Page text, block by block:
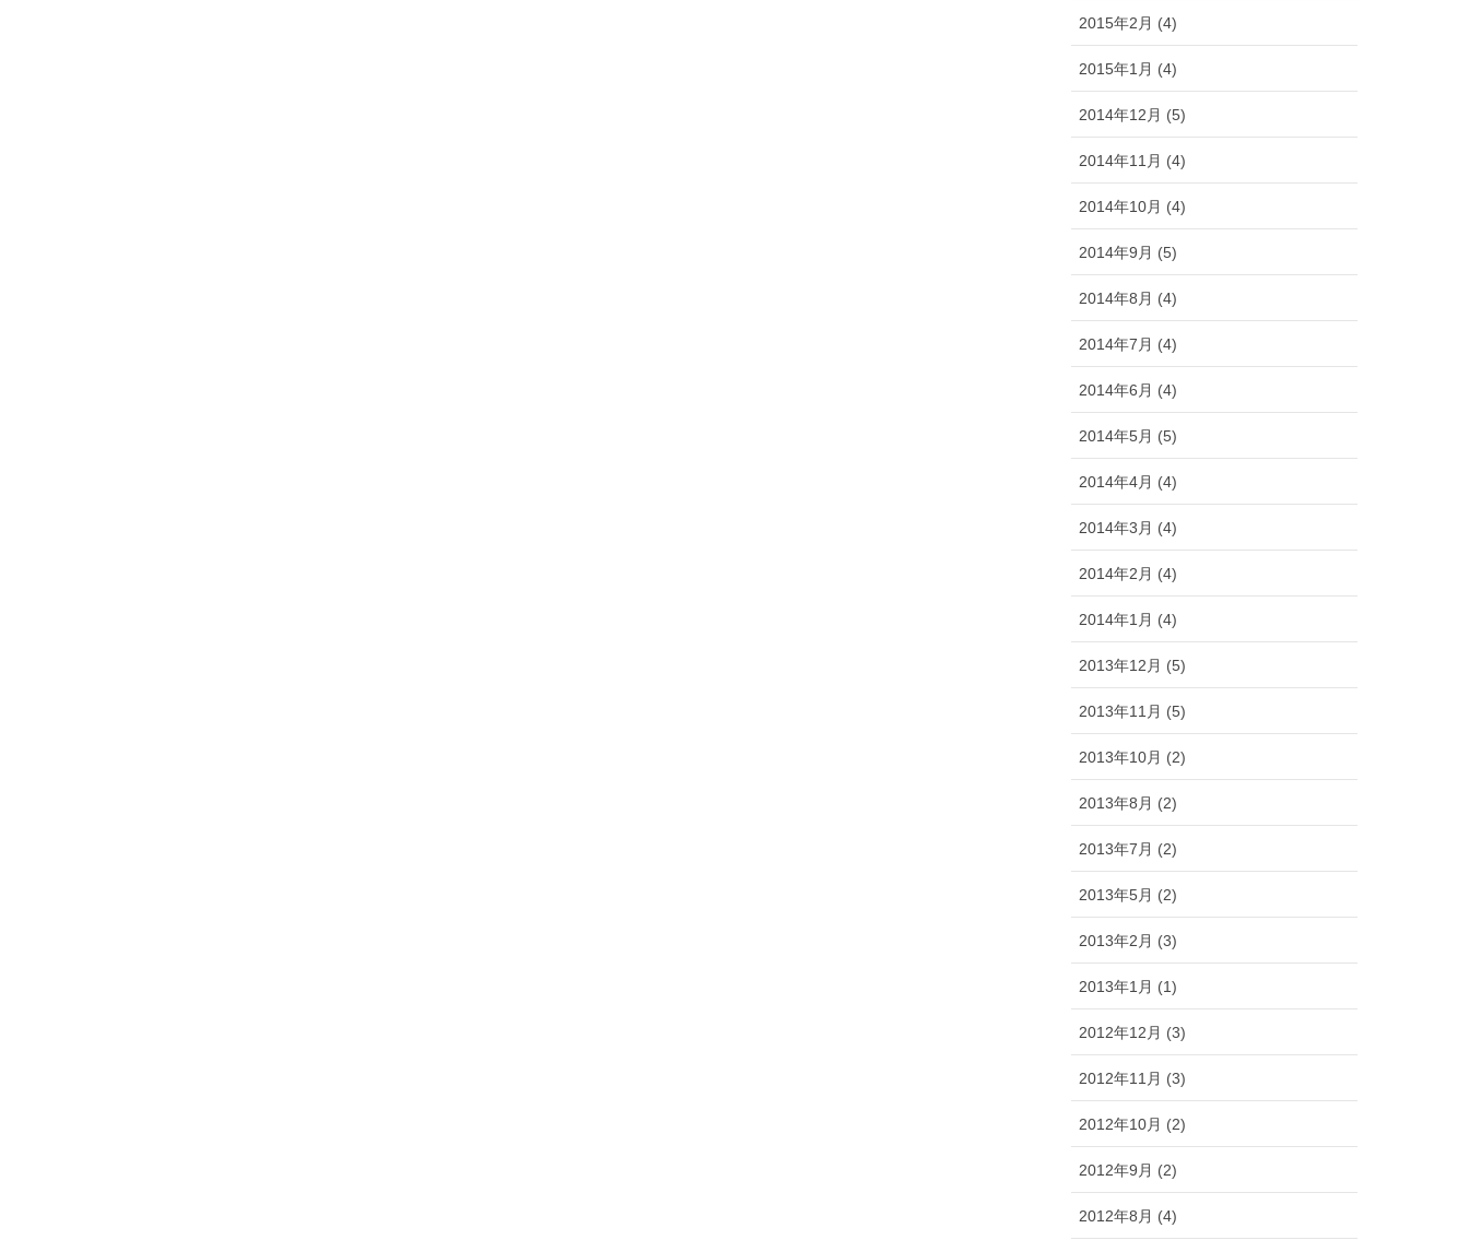
2015年2月 (4)
2015年1月 (4)
2014年12月 (5)
2014年11月 (4)
2014年10月 (4)
2014年9月 (5)
2014年8月 (4)
2014年7月 (4)
2014年6月 (4)
2014年5月 (5)
2014年4月 (4)
2014年3月 (4)
2014年2月 (4)
2014年1月 (4)
2013年12月 (5)
2013年11月 (5)
2013年10月 (2)
2013年8月 (2)
2013年7月 (2)
2013年5月 (2)
2013年2月 (3)
2013年1月 (1)
2012年12月 (3)
2012年11月 (3)
2012年10月 (2)
2012年9月 (2)
2012年8月 (4)